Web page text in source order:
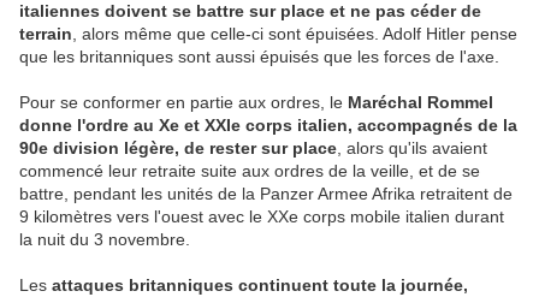
italiennes doivent se battre sur place et ne pas céder de
terrain , alors même que celle-ci sont épuisées. Adolf Hitler pense
que les britanniques sont aussi épuisés que les forces de l'axe.
Pour se conformer en partie aux ordres, le Maréchal Rommel
donne l'ordre au Xe et XXIe corps italien, accompagnés de la
90e division légère, de rester sur place , alors qu'ils avaient
commencé leur retraite suite aux ordres de la veille, et de se
battre, pendant les unités de la Panzer Armee Afrika retraitent de
9 kilomètres vers l'ouest avec le XXe corps mobile italien durant
la nuit du 3 novembre.
Les attaques britanniques continuent toute la journée,